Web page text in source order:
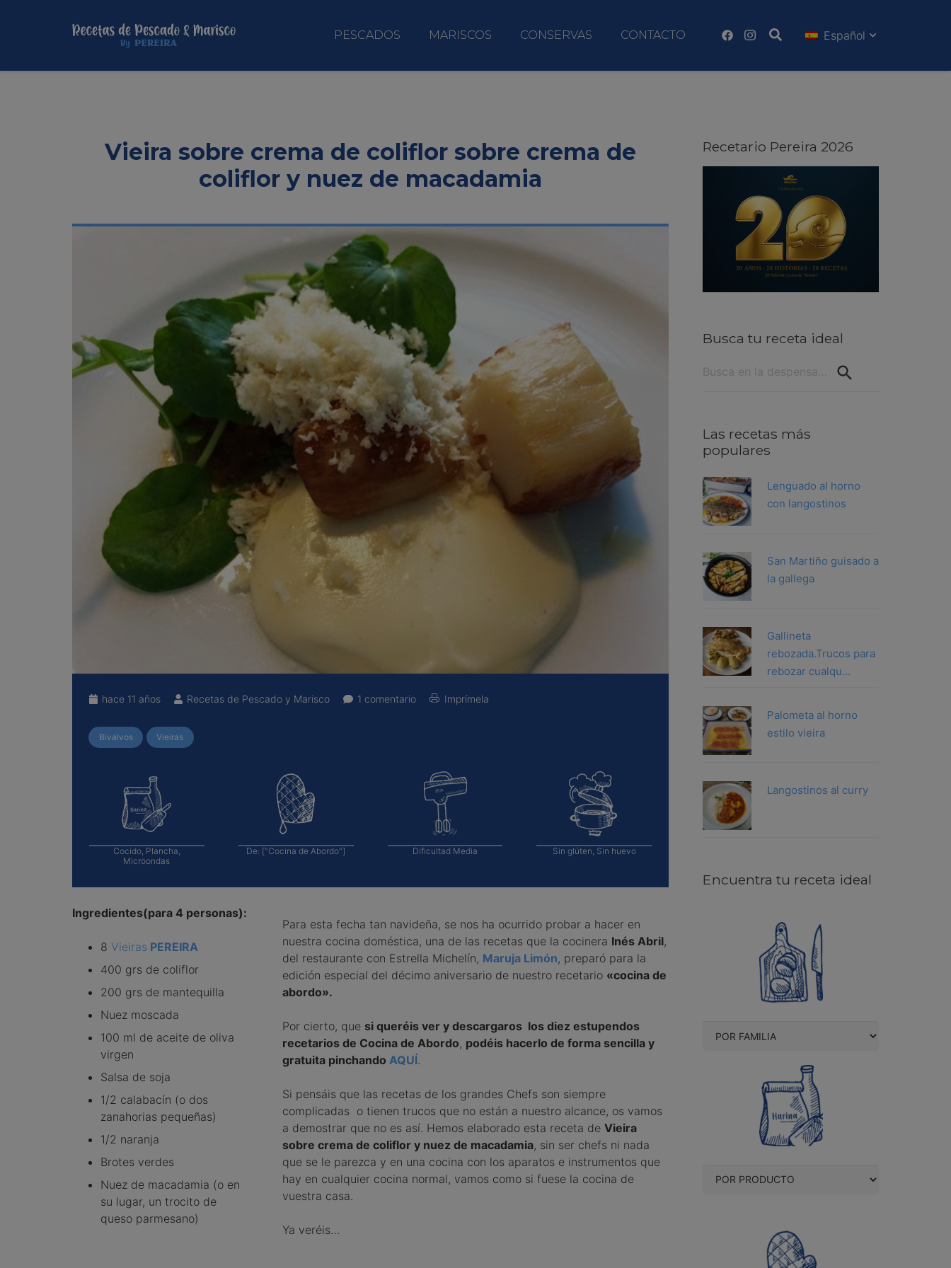
PESCADOS MARISCOS CONSERVAS CONTACTO Español
Vieira sobre crema de coliflor sobre crema de
coliflor y nuez de macadamia
hace 11 años Recetas de Pescado y Marisco 1 comentario Imprímela
Bivalvos Vieiras
Cocido, Plancha,
Microondas
De: ["Cocina de Abordo"] Dificultad Media Sin glúten, Sin huevo
Ingredientes(para 4 personas):
8 Vieiras PEREIRA
400 grs de coliflor
200 grs de mantequilla
Nuez moscada
100 ml de aceite de oliva
virgen
Salsa de soja
1/2 calabacín (o dos
zanahorias pequeñas)
1/2 naranja
Brotes verdes
Nuez de macadamia (o en
su lugar, un trocito de
queso parmesano)
Para esta fecha tan navideña, se nos ha ocurrido probar a hacer en
nuestra cocina doméstica, una de las recetas que la cocinera Inés Abril,
del restaurante con Estrella Michelín, Maruja Limón, preparó para la
edición especial del décimo aniversario de nuestro recetario «cocina de
abordo».
Por cierto, que si queréis ver y descargaros los diez estupendos
recetarios de Cocina de Abordo, podéis hacerlo de forma sencilla y
gratuita pinchando AQUÍ.
Si pensáis que las recetas de los grandes Chefs son siempre
complicadas o tienen trucos que no están a nuestro alcance, os vamos
a demostrar que no es así. Hemos elaborado esta receta de Vieira
sobre crema de coliflor y nuez de macadamia, sin ser chefs ni nada
que se le parezca y en una cocina con los aparatos e instrumentos que
hay en cualquier cocina normal, vamos como si fuese la cocina de
vuestra casa.
Ya veréis…
Recetario Pereira 2026
Busca tu receta ideal
Las recetas más
populares
Lenguado al horno
con langostinos
San Martiño guisado a
la gallega
Gallineta
rebozada.Trucos para
rebozar cualqu...
Palometa al horno
estilo vieira
Langostinos al curry
Encuentra tu receta ideal